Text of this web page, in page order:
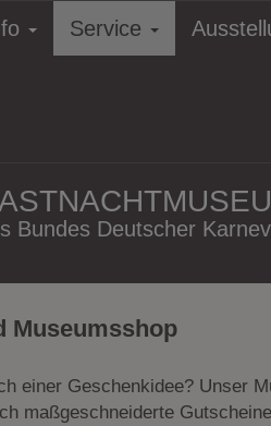
Service
Bundes Deutscher
Museumsshop
einer Geschenkidee? Unser
maßgeschneiderte